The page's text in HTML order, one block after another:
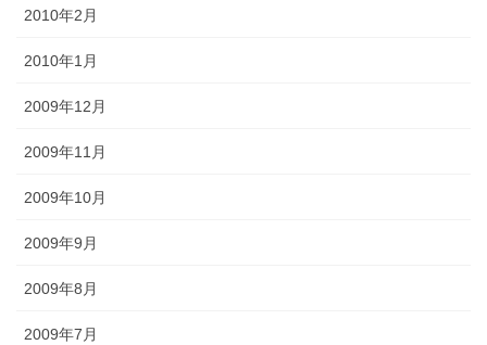
2010年2月
2010年1月
2009年12月
2009年11月
2009年10月
2009年9月
2009年8月
2009年7月